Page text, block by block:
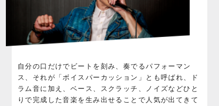
自分の口だけでビートを刻み、奏でるパフォーマン
ス、それが「ボイスパーカッション」とも呼ばれ、ド
ラム音に加え、ベース、スクラッチ、ノイズなどひと
りで完成した音楽を生み出せることで人気が出てきて